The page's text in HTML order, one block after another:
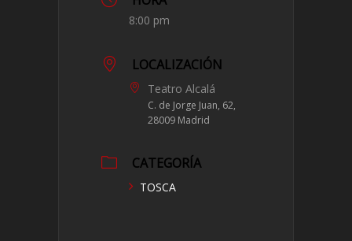
8:00 pm
LOCALIZACIÓN
Teatro Alcalá
C. de Jorge Juan, 62,
28009 Madrid
CATEGORÍA
TOSCA